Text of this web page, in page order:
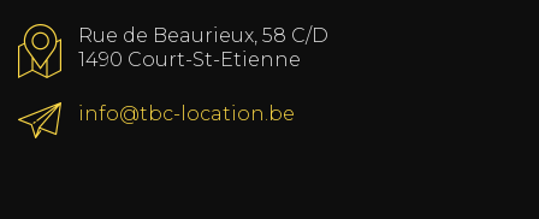
Rue de Beaurieux, 58 C/D
1490 Court-St-Etienne
info@tbc-location.be